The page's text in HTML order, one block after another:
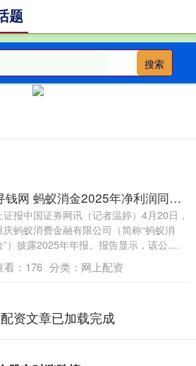
搜索
题
寻钱网 蚂蚁消金2025年净利润同比增长2%至31.11亿元
证报中国证券网讯（记者温婷）4月20日，
庆蚂蚁消费金融有限公司（简称“蚂蚁消
”）披露2025年年报。报告显示，该公....
看： 176 分类： 网上配资
资文章已加载完成